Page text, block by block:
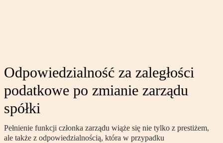
Odpowiedzialność za zaległości
podatkowe po zmianie zarządu
spółki
Pełnienie funkcji członka zarządu wiąże się nie tylko z prestiżem,
ale także z odpowiedzialnością, która w przypadku